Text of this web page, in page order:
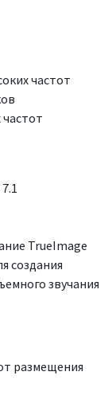
частот
TrueImage
создания
звучания
размещения